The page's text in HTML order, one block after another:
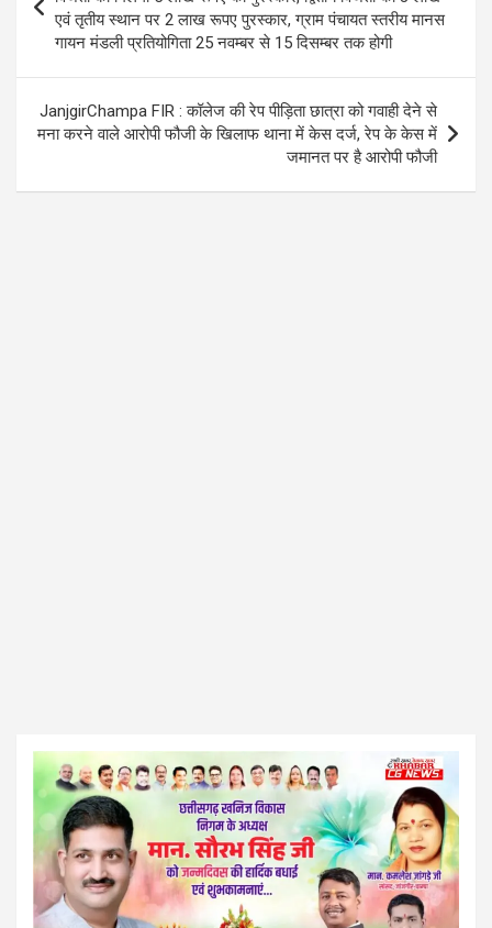
k
p
एवं तृतीय स्थान पर 2 लाख रूपए पुरस्कार, ग्राम पंचायत स्तरीय मानस
गायन मंडली प्रतियोगिता 25 नवम्बर से 15 दिसम्बर तक होगी
JanjgirChampa FIR : कॉलेज की रेप पीड़िता छात्रा को गवाही देने से
मना करने वाले आरोपी फौजी के खिलाफ थाना में केस दर्ज, रेप के केस में
जमानत पर है आरोपी फौजी